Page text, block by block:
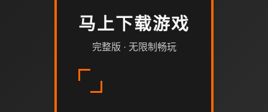
马上下载游戏
完整版 · 无限制畅玩